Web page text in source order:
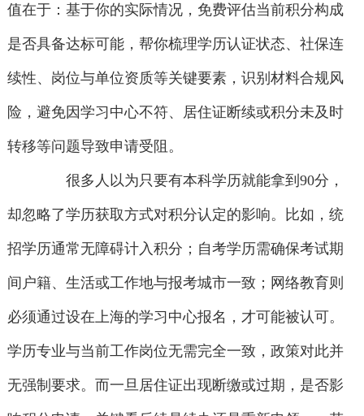
值在于：基于你的实际情况，免费评估当前积分构成
是否具备达标可能，帮你梳理学历认证状态、社保连
续性、岗位与单位资质等关键要素，识别材料合规风
险，避免因学习中心不符、居住证断续或积分未及时
转移等问题导致申请受阻。
很多人以为只要有本科学历就能拿到90分，
却忽略了学历获取方式对积分认定的影响。比如，统
招学历通常无障碍计入积分；自考学历需确保考试期
间户籍、生活或工作地与报考城市一致；网络教育则
必须通过设在上海的学习中心报名，才可能被认可。
学历专业与当前工作岗位无需完全一致，政策对此并
无强制要求。而一旦居住证出现断缴或过期，是否影